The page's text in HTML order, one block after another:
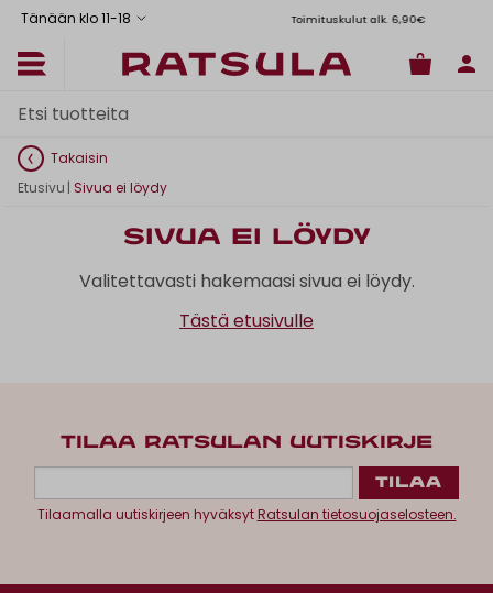
Tänään klo 11-18 Toimituskulut alk. 6,90€
Takaisin
Etusivu | Sivua ei löydy
Sivua ei löydy
Valitettavasti hakemaasi sivua ei löydy.
Tästä etusivulle
TILAA RATSULAN UUTISKIRJE
Tilaamalla uutiskirjeen hyväksytRatsulan tietosuojaselosteen.